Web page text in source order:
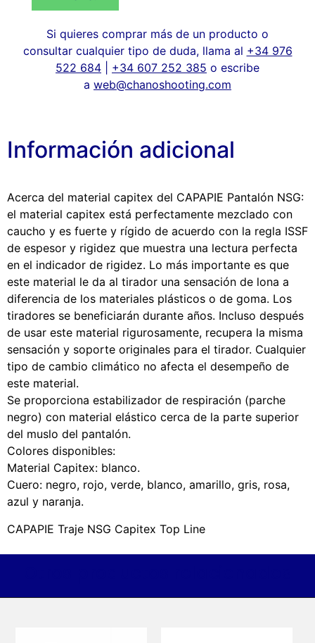
Si quieres comprar más de un producto o
consultar cualquier tipo de duda, llama al +34 976
522 684
+34 607 252 385 o escribe
a web@chanoshooting.com
Información adicional
Acerca del material capitex del CAPAPIE Pantalón NSG:
el material capitex está perfectamente mezclado con
caucho y es fuerte y rígido de acuerdo con la regla ISSF
de espesor y rigidez que muestra una lectura perfecta
en el indicador de rigidez. Lo más importante es que
este material le da al tirador una sensación de lona a
diferencia de los materiales plásticos o de goma. Los
tiradores se beneficiarán durante años. Incluso después
de usar este material rigurosamente, recupera la misma
sensación y soporte originales para el tirador. Cualquier
tipo de cambio climático no afecta el desempeño de
este material.
Se proporciona estabilizador de respiración (parche
negro) con material elástico cerca de la parte superior
del muslo del pantalón.
Colores disponibles:
Material Capitex: blanco.
Cuero: negro, rojo, verde, blanco, amarillo, gris, rosa,
azul y naranja.
CAPAPIE Traje NSG Capitex Top Line